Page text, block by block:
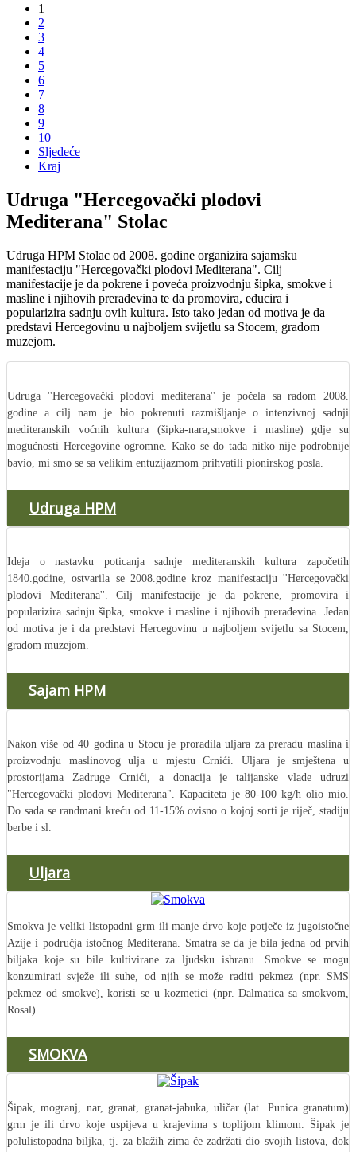
1
2
3
4
5
6
7
8
9
10
Sljedeće
Kraj
Udruga "Hercegovački plodovi
Mediterana" Stolac
Udruga HPM Stolac od 2008. godine organizira sajamsku
manifestaciju "Hercegovački plodovi Mediterana". Cilj
manifestacije je da pokrene i poveća proizvodnju šipka, smokve i
masline i njihovih prerađevina te da promovira, educira i
popularizira sadnju ovih kultura. Isto tako jedan od motiva je da
predstavi Hercegovinu u najboljem svijetlu sa Stocem, gradom
muzejom.
Udruga ''Hercegovački plodovi mediterana'' je počela sa radom 2008.
godine a cilj nam je bio pokrenuti razmišljanje o intenzivnoj sadnji
mediteranskih voćnih kultura (šipka-nara,smokve i masline) gdje su
mogućnosti Hercegovine ogromne. Kako se do tada nitko nije podrobnije
bavio, mi smo se sa velikim entuzijazmom prihvatili pionirskog posla.
Udruga HPM
Ideja o nastavku poticanja sadnje mediteranskih kultura započetih
1840.godine, ostvarila se 2008.godine kroz manifestaciju ''Hercegovački
plodovi Mediterana''. Cilj manifestacije je da pokrene, promovira i
popularizira sadnju šipka, smokve i masline i njihovih prerađevina. Jedan
od motiva je i da predstavi Hercegovinu u najboljem svijetlu sa Stocem,
gradom muzejom.
Sajam HPM
Nakon više od 40 godina u Stocu je proradila uljara za preradu maslina i
proizvodnju maslinovog ulja u mjestu Crnići. Uljara je smještena u
prostorijama Zadruge Crnići, a donacija je talijanske vlade udruzi
"Hercegovački plodovi Mediterana". Kapaciteta je 80-100 kg/h olio mio.
Do sada se randmani kreću od 11-15% ovisno o kojoj sorti je riječ, stadiju
berbe i sl.
Uljara
Smokva je veliki listopadni grm ili manje drvo koje potječe iz jugoistočne
Azije i područja istočnog Mediterana. Smatra se da je bila jedna od prvih
biljaka koje su bile kultivirane za ljudsku ishranu. Smokve se mogu
konzumirati svježe ili suhe, od njih se može raditi pekmez (npr. SMS
pekmez od smokve), koristi se u kozmetici (npr. Dalmatica sa smokvom,
Rosal).
SMOKVA
Šipak, mogranj, nar, granat, granat-jabuka, uličar (lat. Punica granatum)
grm je ili drvo koje uspijeva u krajevima s toplijom klimom. Šipak je
polulistopadna biljka, tj. za blažih zima će zadržati dio svojih listova, dok